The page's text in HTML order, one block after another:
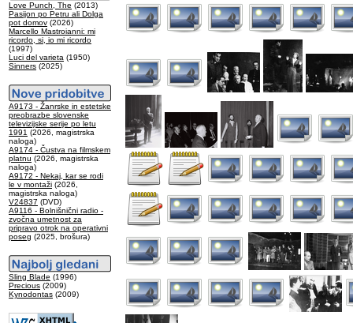
Love Punch, The (2013)
Pasijon po Petru ali Dolga
pot domov (2026)
Marcello Mastroianni: mi
ricordo, si, io mi ricordo
(1997)
Luci del varieta (1950)
Sinners (2025)
A9173 - Žanrske in estetske
preobrazbe slovenske
televizijske serije po letu
1991 (2026, magistrska
naloga)
A9174 - Čustva na filmskem
platnu (2026, magistrska
naloga)
A9172 - Nekaj, kar se rodi
le v montaži (2026,
magistrska naloga)
V24837 (DVD)
A9116 - Bolnišnični radio -
zvočna umetnost za
pripravo otrok na operativni
poseg (2025, brošura)
Sling Blade (1996)
Precious (2009)
Kynodontas (2009)